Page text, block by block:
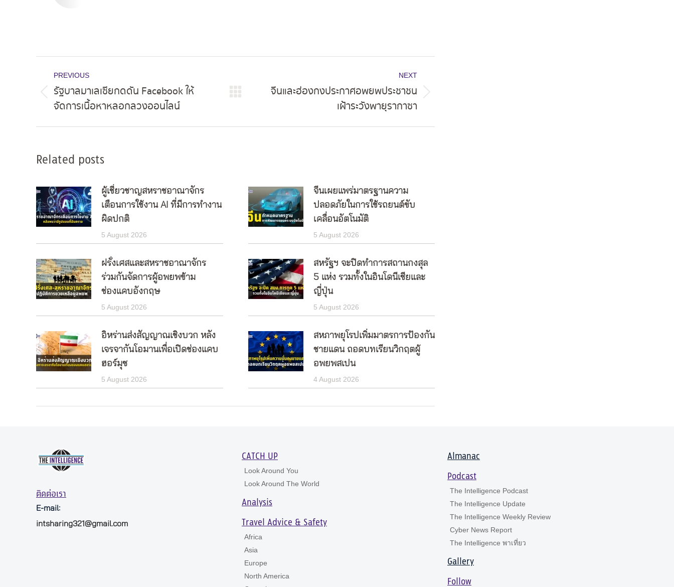
navigation
PREVIOUS
Previous
post:
รัฐบาลมาเลเซียกดดัน Facebook ให้
จัดการเนื้อหาหลอกลวงออนไลน์
NEXT
จีนและฮ่องกงประกาศอพยพประชาชน
เฝ้าระวังพายุรากาซา
Related posts
ผู้เชี่ยวชาญสหราชอาณาจักร
เตือนการใช้งาน AI ที่มีการทำงาน
ผิดปกติ
5 August 2026
จีนเผยแพร่มาตรฐานความ
ปลอดภัยในการใช้รถยนต์ขับ
เคลื่อนอัตโนมัติ
5 August 2026
ฝรั่งเศสและสหราชอาณาจักร
ร่วมกันจัดการผู้อพยพข้าม
ช่องแคบอังกฤษ
5 August 2026
สหรัฐฯ จะปิดทำการสถานกงสุล
5 แห่ง รวมทั้งในอินโดนีเซียและ
ญี่ปุ่น
5 August 2026
อิหร่านส่งสัญญาณเชิงบวก หลัง
เจรจากันโอมานเพื่อเปิดช่องแคบ
ฮอร์มุซ
5 August 2026
สหภาพยุโรปเพิ่มมาตรการป้องกัน
ชายแดน ถอดบทเรียนวิกฤตผู้
อพยพสเปน
4 August 2026
ติดต่อเรา
E-mail:
intsharing321@gmail.com
CATCH UP
Look Around You
Look Around The World
Analysis
Travel Advice & Safety
Africa
Asia
Europe
North America
Almanac
Podcast
The Intelligence Podcast
The Intelligence Update
The Intelligence Weekly Review
Cyber News Report
The Intelligence พาเที่ยว
Gallery
Follow